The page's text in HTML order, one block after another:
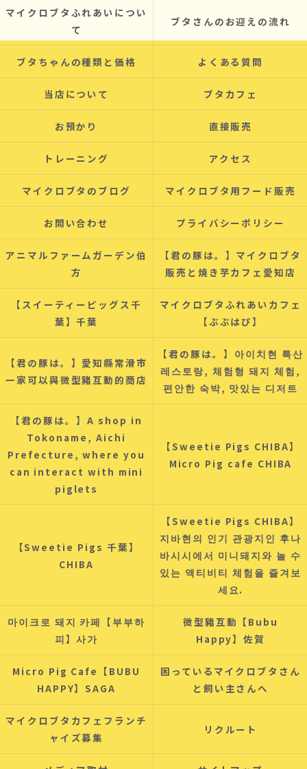
マイクロブタふれあいについ
て
ブタさんのお迎えの流れ
ブタちゃんの種類と価格 よくある質問
当店について ブタカフェ
お預かり 直接販売
トレーニング アクセス
マイクロブタのブログ マイクロブタ用フード販売
お問い合わせ プライバシーポリシー
アニマルファームガーデン伯
方
【君の豚は。】マイクロブタ
販売と焼き芋カフェ愛知店
【スイーティーピッグス千
葉】千葉
マイクロブタふれあいカフェ
【ぶぶはぴ】
【君の豚は。】愛知縣常滑市
一家可以與微型豬互動的商店
【君の豚は。】아이치현 특산
레스토랑, 체험형 돼지 체험,
편안한 숙박, 맛있는 디저트
【君の豚は。】A shop in
Tokoname, Aichi
Prefecture, where you
can interact with mini
piglets
【Sweetie Pigs CHIBA】
Micro Pig cafe CHIBA
【Sweetie Pigs 千葉】
CHIBA
【Sweetie Pigs CHIBA】
지바현의 인기 관광지인 후나
바시시에서 미니돼지와 놀 수
있는 액티비티 체험을 즐겨보
세요.
마이크로 돼지 카페【부부하
피】사가
微型豬互動【Bubu
Happy】佐賀
Micro Pig Cafe【BUBU
HAPPY】SAGA
困っているマイクロブタさん
と飼い主さんへ
マイクロブタカフェフランチ
ャイズ募集
リクルート